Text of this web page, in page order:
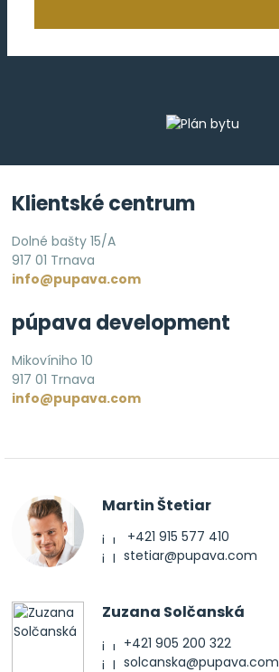
Klientské centrum
Dolné bašty 15/A
917 01 Trnava
info@pupava.com
púpava development
Mikovíniho 10
917 01 Trnava
info@pupava.com
Martin Štetiar
+421 915 577 410
stetiar@pupava.com
Zuzana Solčanská
+421 905 200 322
solcanska@pupava.com